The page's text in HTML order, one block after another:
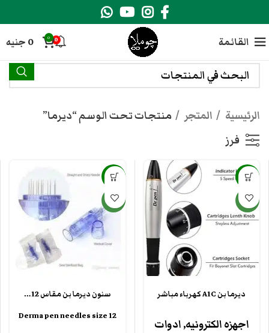
القائمة 0
0
0 جنيه
الرئيسية المتجر
منتجات تحت الوسم “ديرما”
فرز
-17%
جديد
ديرما بن A1C كهرباء مباشر
اجهزه الكترونيه,ادوات
-17%
جديد
سنون ديرما بن مقاس 12…
Derma pen needles size 12